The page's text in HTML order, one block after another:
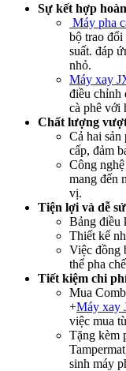
Sự kết hợp
Máy pha
bộ trao đổi
suất. đáp
nhỏ.
Máy xay
điều chỉnh
cà phê với
Chất lượng
Cả hai sản
cấp, đảm
Công
mang đến
vị.
Tiện lợi và dễ
Bảng điều
Thiết kế
Việc đồng
thể pha
Tiết kiệm chi
Mua
+Máy xay
việc mua
Tặng kèm
sinh máy